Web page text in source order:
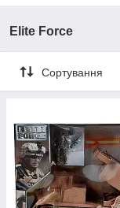
Elite Force
Сортування